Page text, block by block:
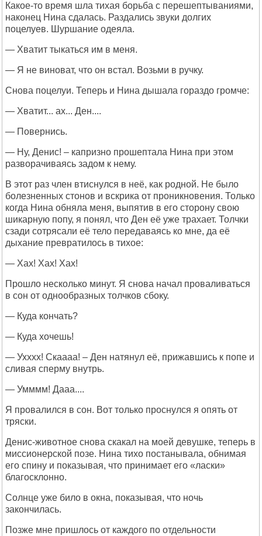
Какое-то время шла тихая борьба с перешептываниями,
наконец Нина сдалась. Раздались звуки долгих
поцелуев. Шуршание одеяла.
— Хватит тыкаться им в меня.
— Я не виноват, что он встал. Возьми в ручку.
Снова поцелуи. Теперь и Нина дышала гораздо громче:
— Хватит... ах... Ден....
— Повернись.
— Ну, Денис! – капризно прошептала Нина при этом
разворачиваясь задом к нему.
В этот раз член втиснулся в неё, как родной. Не было
болезненных стонов и вскрика от проникновения. Только
когда Нина обняла меня, выпятив в его сторону свою
шикарную попу, я понял, что Ден её уже трахает. Толчки
сзади сотрясали её тело передаваясь ко мне, да её
дыхание превратилось в тихое:
— Хах! Хах! Хах!
Прошло несколько минут. Я снова начал проваливаться
в сон от однообразных толчков сбоку.
— Куда кончать?
— Куда хочешь!
— Ухххх! Скаааа! – Ден натянул её, прижавшись к попе и
сливая сперму внутрь.
— Умммм! Дааа....
Я провалился в сон. Вот только проснулся я опять от
тряски.
Денис-животное снова скакал на моей девушке, теперь в
миссионерской позе. Нина тихо постанывала, обнимая
его спину и показывая, что принимает его «ласки»
благосклонно.
Солнце уже било в окна, показывая, что ночь
закончилась.
Позже мне пришлось от каждого по отдельности